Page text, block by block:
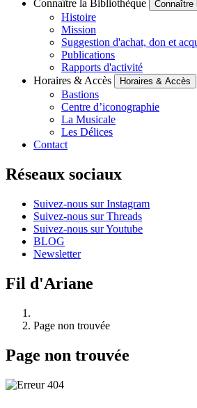
Connaître la Bibliothèque Connaître
Histoire
Mission
Suggestion d'achat, don et
Publications
Rapports d'activité
Horaires & Accès
Horaires & Accès
Bastions
Centre d’iconographie
La Musicale
Les Délices
Contact
Réseaux sociaux
Suivez-nous sur Instagram
Suivez-nous sur Threads
Suivez-nous sur Youtube
BLOG
Newsletter
Fil d'Ariane
Page non trouvée
Page non trouvée